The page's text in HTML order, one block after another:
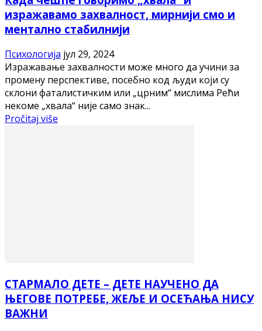
изражавамо захвалност, мирнији смо и
ментално стабилнији
Психологија јул 29, 2024
Изражавање захвалности може много да учини за
промену перспективе, посебно код људи који су
склони фаталистичким или „црним“ мислима Рећи
некоме „хвала“ није само знак...
Pročitaj više
СТАРМАЛО ДЕТЕ – ДЕТЕ НАУЧЕНО ДА
ЊЕГОВЕ ПОТРЕБЕ, ЖЕЉЕ И ОСЕЋАЊА НИСУ
ВАЖНИ